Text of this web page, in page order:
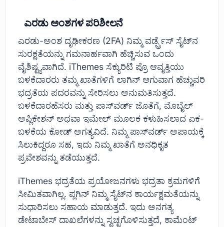
ಎರಡು ಅಂಶಗಳ ಪರಿಶೀಲನೆ
ಎರಡು-ಅಂಶ ದೃಢೀಕರಣ (2FA) ನಿಮ್ಮ ವರ್ಡ್ಪ್ರೆಸ್ ಸೈಟ್‌ನ
ಸುರಕ್ಷತೆಯನ್ನು ಗಮನಾರ್ಹವಾಗಿ ಹೆಚ್ಚಿಸುವ ಒಂದು
ವೈಶಿಷ್ಟ್ಯವಾಗಿದೆ. iThemes ಸೆಕ್ಯುರಿಟಿ ಪ್ರೊ ಆವೃತ್ತಿಯು
ಬಳಕೆದಾರರು ತಮ್ಮ ಖಾತೆಗಳಿಗೆ ಲಾಗಿನ್ ಆಗುವಾಗ ಹೆಚ್ಚುವರಿ
ಭದ್ರತೆಯ ಪದರವನ್ನು ಸೇರಿಸಲು ಅನುಮತಿಸುತ್ತದೆ.
ಬಳಕೆದಾರಹೆಸರು ಮತ್ತು ಪಾಸ್‌ವರ್ಡ್ ಜೊತೆಗೆ, ಮೊಬೈಲ್
ಅಪ್ಲಿಕೇಶನ್ ಅಥವಾ ಇಮೇಲ್ ಮೂಲಕ ಕಳುಹಿಸಲಾದ ಏಕ-
ಬಳಕೆಯ ಕೋಡ್ ಅಗತ್ಯವಿದೆ. ನಿಮ್ಮ ಪಾಸ್‌ವರ್ಡ್ ಅಪಾಯಕ್ಕೆ
ಸಿಲುಕಿದ್ದರೂ ಸಹ, ಇದು ನಿಮ್ಮ ಖಾತೆಗೆ ಅನಧಿಕೃತ
ಪ್ರವೇಶವನ್ನು ತಡೆಯುತ್ತದೆ.
iThemes ಭದ್ರತೆಯ ಪ್ರಯೋಜನಗಳು ಭದ್ರತಾ ಕ್ರಮಗಳಿಗೆ
ಸೀಮಿತವಾಗಿಲ್ಲ. ಪ್ಲಗಿನ್ ನಿಮ್ಮ ಸೈಟ್‌ನ ಕಾರ್ಯಕ್ಷಮತೆಯನ್ನು
ಸುಧಾರಿಸಲು ಸಹಾಯ ಮಾಡುತ್ತದೆ. ಇದು ಅನಗತ್ಯ
ಡೇಟಾಬೇಸ್ ದಾಖಲೆಗಳನ್ನು ಸ್ವಚ್ಛಗೊಳಿಸುತ್ತದೆ, ಕಾಮೆಂಟ್